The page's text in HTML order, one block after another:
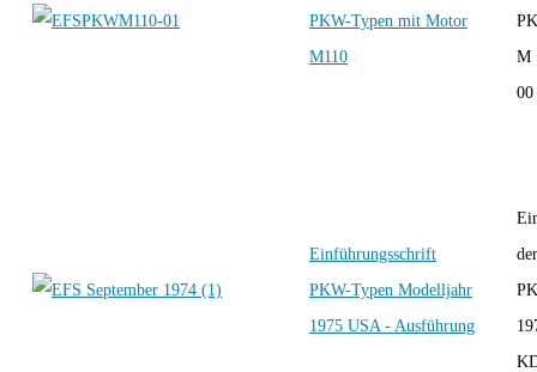
PKW-Typen mit Motor
M110
M
Einführungsschrift
PKW-Typen Modelljahr
1975 USA - Ausführung